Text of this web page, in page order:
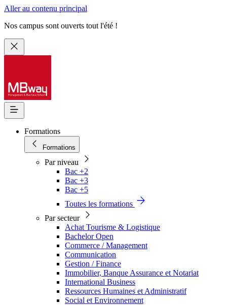
Aller au contenu principal
Nos campus sont ouverts tout l'été !
Formations
Formations
Par niveau
Bac +2
Bac +3
Bac +5
Toutes les formations
Par secteur
Achat Tourisme & Logistique
Bachelor Open
Commerce / Management
Communication
Gestion / Finance
Immobilier, Banque Assurance et Notariat
International Business
Ressources Humaines et Administratif
Social et Environnement